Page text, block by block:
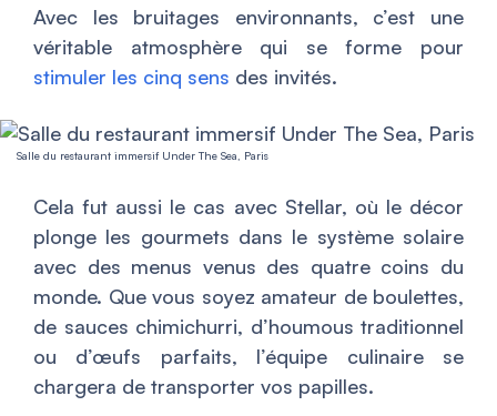
Avec les bruitages environnants, c’est une
véritable atmosphère qui se forme pour
stimuler les cinq sens des invités.
Salle du restaurant immersif Under The Sea, Paris
Cela fut aussi le cas avec Stellar, où le décor
plonge les gourmets dans le système solaire
avec des menus venus des quatre coins du
monde. Que vous soyez amateur de boulettes,
de sauces chimichurri, d’houmous traditionnel
ou d’œufs parfaits, l’équipe culinaire se
chargera de transporter vos papilles.